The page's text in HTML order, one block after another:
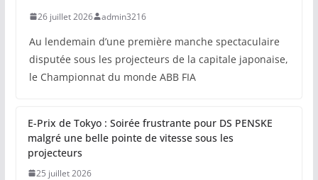
26 juillet 2026 admin3216
Au lendemain d’une première manche spectaculaire
disputée sous les projecteurs de la capitale japonaise,
le Championnat du monde ABB FIA
E-Prix de Tokyo : Soirée frustrante pour DS PENSKE
malgré une belle pointe de vitesse sous les
projecteurs
25 juillet 2026